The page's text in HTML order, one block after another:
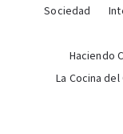
Sociedad
Haciendo
La Cocina del